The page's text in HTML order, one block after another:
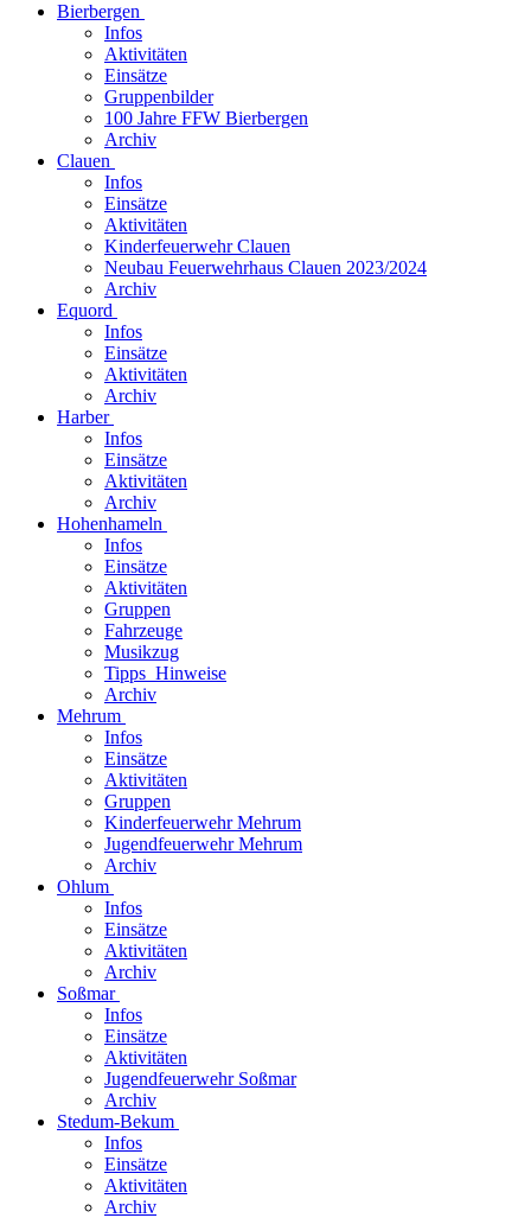
Bierbergen
Infos
Aktivitäten
Einsätze
Gruppenbilder
100 Jahre FFW Bierbergen
Archiv
Clauen
Infos
Einsätze
Aktivitäten
Kinderfeuerwehr Clauen
Neubau Feuerwehrhaus Clauen 2023/2024
Archiv
Equord
Infos
Einsätze
Aktivitäten
Archiv
Harber
Infos
Einsätze
Aktivitäten
Archiv
Hohenhameln
Infos
Einsätze
Aktivitäten
Gruppen
Fahrzeuge
Musikzug
Tipps_Hinweise
Archiv
Mehrum
Infos
Einsätze
Aktivitäten
Gruppen
Kinderfeuerwehr Mehrum
Jugendfeuerwehr Mehrum
Archiv
Ohlum
Infos
Einsätze
Aktivitäten
Archiv
Soßmar
Infos
Einsätze
Aktivitäten
Jugendfeuerwehr Soßmar
Archiv
Stedum-Bekum
Infos
Einsätze
Aktivitäten
Archiv